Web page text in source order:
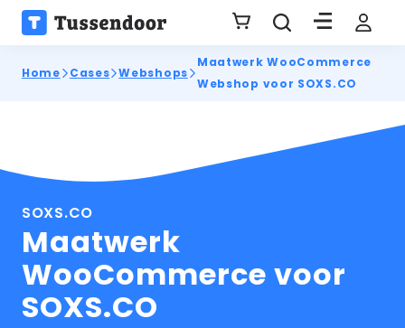
Home Cases Webshops
Maatwerk WooCommerce
Webshop voor SOXS.CO
SOXS.CO
Maatwerk
WooCommerce voor
SOXS.CO